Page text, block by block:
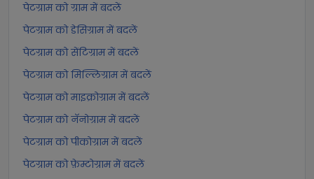
पेटग्राम को ग्राम में बदलें
पेटग्राम को डेसिग्राम में बदलें
पेटग्राम को सेंटिग्राम में बदलें
पेटग्राम को मिल्लिग्राम में बदलें
पेटग्राम को माइक्रोग्राम में बदलें
पेटग्राम को नॅनोग्राम में बदलें
पेटग्राम को पीकोग्राम में बदलें
पेटग्राम को फ़ेम्टोग्राम में बदलें